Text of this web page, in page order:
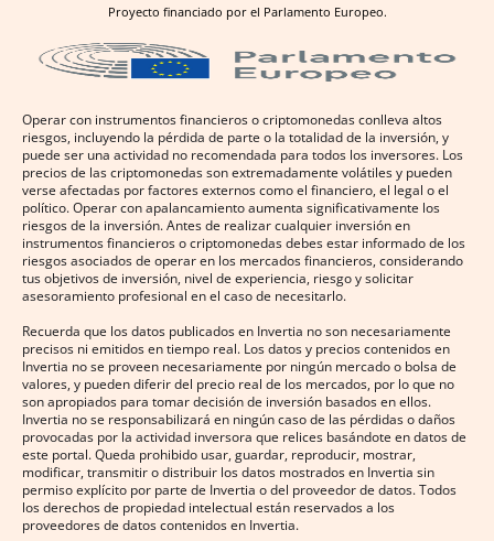
Proyecto financiado por el Parlamento Europeo.
Operar con instrumentos financieros o criptomonedas conlleva altos
riesgos, incluyendo la pérdida de parte o la totalidad de la inversión, y
puede ser una actividad no recomendada para todos los inversores. Los
precios de las criptomonedas son extremadamente volátiles y pueden
verse afectadas por factores externos como el financiero, el legal o el
político. Operar con apalancamiento aumenta significativamente los
riesgos de la inversión. Antes de realizar cualquier inversión en
instrumentos financieros o criptomonedas debes estar informado de los
riesgos asociados de operar en los mercados financieros, considerando
tus objetivos de inversión, nivel de experiencia, riesgo y solicitar
asesoramiento profesional en el caso de necesitarlo.
Recuerda que los datos publicados en Invertia no son necesariamente
precisos ni emitidos en tiempo real. Los datos y precios contenidos en
Invertia no se proveen necesariamente por ningún mercado o bolsa de
valores, y pueden diferir del precio real de los mercados, por lo que no
son apropiados para tomar decisión de inversión basados en ellos.
Invertia no se responsabilizará en ningún caso de las pérdidas o daños
provocadas por la actividad inversora que relices basándote en datos de
este portal. Queda prohibido usar, guardar, reproducir, mostrar,
modificar, transmitir o distribuir los datos mostrados en Invertia sin
permiso explícito por parte de Invertia o del proveedor de datos. Todos
los derechos de propiedad intelectual están reservados a los
proveedores de datos contenidos en Invertia.